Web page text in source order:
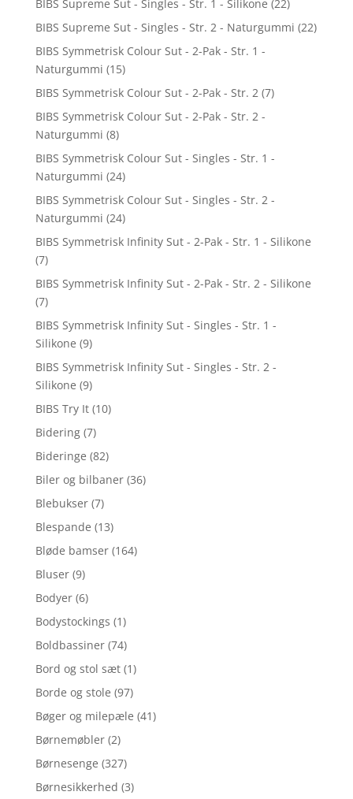
BIBS Supreme Sut - Singles - Str. 1 - Silikone (22)
BIBS Supreme Sut - Singles - Str. 2 - Naturgummi (22)
BIBS Symmetrisk Colour Sut - 2-Pak - Str. 1 -
Naturgummi (15)
BIBS Symmetrisk Colour Sut - 2-Pak - Str. 2 (7)
BIBS Symmetrisk Colour Sut - 2-Pak - Str. 2 -
Naturgummi (8)
BIBS Symmetrisk Colour Sut - Singles - Str. 1 -
Naturgummi (24)
BIBS Symmetrisk Colour Sut - Singles - Str. 2 -
Naturgummi (24)
BIBS Symmetrisk Infinity Sut - 2-Pak - Str. 1 - Silikone
(7)
BIBS Symmetrisk Infinity Sut - 2-Pak - Str. 2 - Silikone
(7)
BIBS Symmetrisk Infinity Sut - Singles - Str. 1 -
Silikone (9)
BIBS Symmetrisk Infinity Sut - Singles - Str. 2 -
Silikone (9)
BIBS Try It (10)
Bidering (7)
Bideringe (82)
Biler og bilbaner (36)
Blebukser (7)
Blespande (13)
Bløde bamser (164)
Bluser (9)
Bodyer (6)
Bodystockings (1)
Boldbassiner (74)
Bord og stol sæt (1)
Borde og stole (97)
Bøger og milepæle (41)
Børnemøbler (2)
Børnesenge (327)
Børnesikkerhed (3)